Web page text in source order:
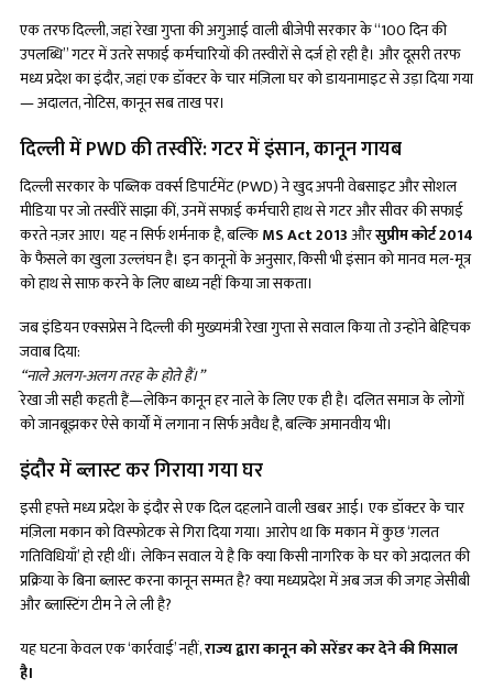
एक तरफ दिल्ली, जहां रेखा गुप्ता की अगुआई वाली बीजेपी सरकार के “100 दिन की
उपलब्धि” गटर में उतरे सफाई कर्मचारियों की तस्वीरों से दर्ज हो रही है। और दूसरी तरफ
मध्य प्रदेश का इंदौर, जहां एक डॉक्टर के चार मंज़िला घर को डायनामाइट से उड़ा दिया गया
— अदालत, नोटिस, कानून सब ताख पर।
दिल्ली में PWD की तस्वीरें: गटर में इंसान, कानून गायब
दिल्ली सरकार के पब्लिक वर्क्स डिपार्टमेंट (PWD) ने खुद अपनी वेबसाइट और सोशल
मीडिया पर जो तस्वीरें साझा कीं, उनमें सफाई कर्मचारी हाथ से गटर और सीवर की सफाई
करते नज़र आए। यह न सिर्फ शर्मनाक है, बल्किMS Act 2013औरसुप्रीम कोर्ट2014
के फैसले का खुला उल्लंघन है। इन कानूनों के अनुसार, किसी भी इंसान को मानव मल-मूत्र
को हाथ से साफ़ करने के लिए बाध्य नहीं किया जा सकता।
जब इंडियन एक्सप्रेस ने दिल्ली की मुख्यमंत्री रेखा गुप्ता से सवाल किया तो उन्होंने बेहिचक
जवाब दिया:
“नाले अलग-अलग तरह के होते हैं।”
रेखा जी सही कहती हैं—लेकिन कानून हर नाले के लिए एक ही है। दलित समाज के लोगों
को जानबूझकर ऐसे कार्यों में लगाना न सिर्फ अवैध है, बल्कि अमानवीय भी।
इंदौर में ब्लास्ट कर गिराया गया घर
इसी हफ्ते मध्य प्रदेश के इंदौर से एक दिल दहलाने वाली खबर आई। एक डॉक्टर के चार
मंज़िला मकान को विस्फोटक से गिरा दिया गया। आरोप था कि मकान में कुछ ‘ग़लत
गतिविधियाँ’ हो रही थीं। लेकिन सवाल ये है कि क्या किसी नागरिक के घर को अदालत की
प्रक्रिया के बिना ब्लास्ट करना कानून सम्मत है? क्या मध्यप्रदेश में अब जज की जगह जेसीबी
और ब्लास्टिंग टीम ने ले ली है?
यह घटना केवल एक ‘कार्रवाई’ नहीं,राज्य द्वारा कानून को सरेंडर कर देने की मिसाल
है।